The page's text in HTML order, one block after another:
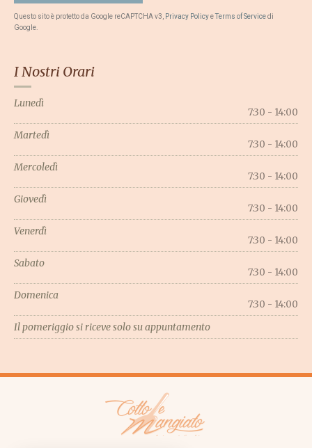
Questo sito è protetto da Google reCAPTCHA v3, Privacy Policye Terms of Servicedi
Google.
I Nostri Orari
Lunedì
7:30 - 14:00
Martedì
7:30 - 14:00
Mercoledì
7:30 - 14:00
Giovedì
7:30 - 14:00
Venerdì
7:30 - 14:00
Sabato
7:30 - 14:00
Domenica
7:30 - 14:00
Il pomeriggio si riceve solo su appuntamento